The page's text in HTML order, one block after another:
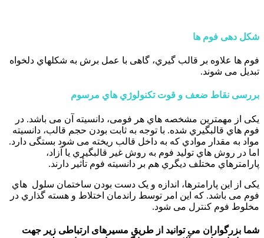
شکل دهی فوم ها
فوم ها علاوه بر قالب گیري، گاهی با عمل برش به شکلهاي دلخواه
تبدیل می شوند.
بررسی نقاط ضعف و قوت تکنولوژي هاي مرسوم
یکی از مهمترین مشخصه هاي هر فومی، دانسیته آن می باشد. در
فوم هاي قالبگیري شده. با توجه به ثابت بودن حجم قالب، دانسیته
مواد به مقدار موادي که به داخل قالب ریخته می شود بستگی دارد.
اما در روش هاي تولید فوم به روش غیر قالبگیري یا آزاد،
پارامترهاي مختلف دیگري هم بر دانسیته فوم تأثیر دارند.
یکی از این پارامترها، اندازه و یک دست بودن ساختمان سلول هاي
فوم می باشد. که این امر توسط راندمان اختلاط و هسته گذاري در
مخلوط فوم کنترل می شود.
شما بزرگواران می توانید از طریق مسیرهای ارتباطی زیر جهت